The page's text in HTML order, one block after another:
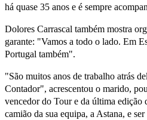
há quase 35 anos e é sempre
Dolores Carrascal também mostra
garante: "Vamos a todo o lado. Em
Portugal também".
"São muitos anos de trabalho atrás
Contador", acrescentou o marido,
vencedor do Tour e da última
camião da sua equipa, a Astana, e